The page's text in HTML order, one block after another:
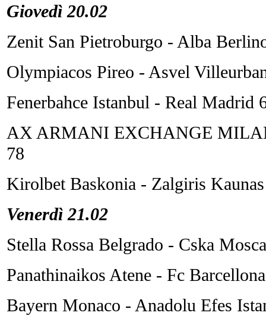
Giovedì 20.02
Zenit San Pietroburgo - Alba
Olympiacos Pireo - Asvel
Fenerbahce Istanbul - Real Madrid
AX ARMANI EXCHANGE
78
Kirolbet Baskonia - Zalgiris
Venerdì 21.02
Stella Rossa Belgrado - Cska
Panathinaikos Atene - Fc
Bayern Monaco - Anadolu Efes